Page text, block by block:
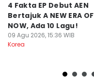
4 Fakta EP Debut AEN
Bertajuk A NEW ERA OF
NOW, Ada 10 Lagu!
09 Agu 2026, 15:36 WIB
Korea